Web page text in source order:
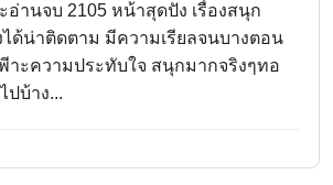
อ่านจบ 2105 หน้าสุดปัง เรื่องสนุก
ได้น่าติดตาม มีความเรียลจนบางตอน
าะความประทับใจ สนุกมากจริงๆทอ
ปบ้าง...